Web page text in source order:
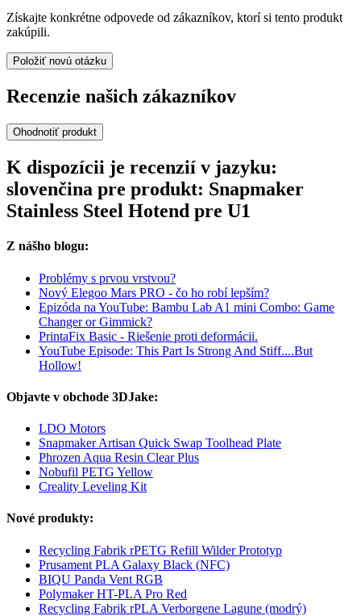
Získajte konkrétne odpovede od zákazníkov, ktorí si tento produkt
zakúpili.
Položiť novú otázku
Recenzie našich zákazníkov
Ohodnotiť produkt
K dispozícii je recenzií v jazyku:
slovenčina pre produkt: Snapmaker
Stainless Steel Hotend pre U1
Z nášho blogu:
Problémy s prvou vrstvou?
Nový Elegoo Mars PRO - čo ho robí lepším?
Epizóda na YouTube: Bambu Lab A1 mini Combo: Game
Changer or Gimmick?
PrintaFix Basic - Riešenie proti deformácii.
YouTube Episode: This Part Is Strong And Stiff....But
Hollow!
Objavte v obchode 3DJake:
LDO Motors
Snapmaker Artisan Quick Swap Toolhead Plate
Phrozen Aqua Resin Clear Plus
Nobufil PETG Yellow
Creality Leveling Kit
Nové produkty:
Recycling Fabrik rPETG Refill Wilder Prototyp
Prusament PLA Galaxy Black (NFC)
BIQU Panda Vent RGB
Polymaker HT-PLA Pro Red
Recycling Fabrik rPLA Verborgene Lagune (modrý)